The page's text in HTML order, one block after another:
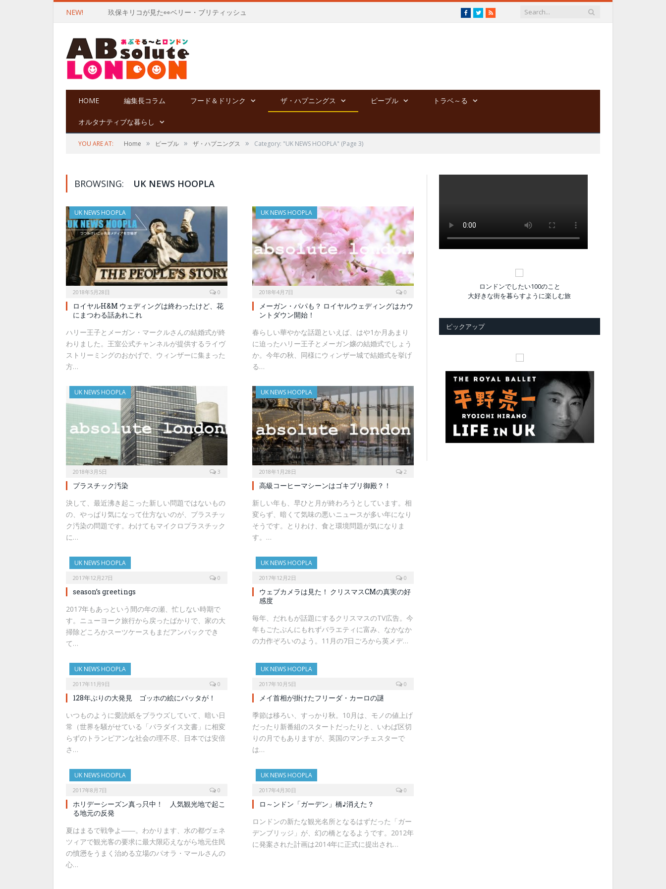
NEW! 玖保キリコが見た👀ベリー・ブリティッシュ Facebook
TwitterRSS
HOME 編集長コラム フード＆ドリンク ザ・ハプニングス ピープル トラベ～る
オルタナティブな暮らし
YOU ARE AT: Home » ピープル » ザ・ハプニングス » Category: "UK NEWS HOOPLA" (Page 3)
BROWSING: UK NEWS HOOPLA
UK NEWS HOOPLA
2018年5月28日 0
ロイヤルH&M ウェディングは終わったけど、花
にまつわる話あれこれ
ハリー王子とメーガン・マークルさんの結婚式が終
わりました。王室公式チャンネルが提供するライヴ
ストリーミングのおかげで、ウィンザーに集まった
方…
UK NEWS HOOPLA
2018年4月7日 0
メーガン・パパも？ ロイヤルウェディングはカウ
ントダウン開始！
春らしい華やかな話題といえば、はや1か月あまり
に迫ったハリー王子とメーガン嬢の結婚式でしょう
か。今年の秋、同様にウィンザー城で結婚式を挙げ
る…
UK NEWS HOOPLA
2018年3月5日 3
プラスチック汚染
決して、最近沸き起こった新しい問題ではないもの
の、やっぱり気になって仕方ないのが、プラスチッ
ク汚染の問題です。わけてもマイクロプラスチック
に…
UK NEWS HOOPLA
2018年1月28日 2
高級コーヒーマシーンはゴキブリ御殿？！
新しい年も、早ひと月が終わろうとしています。相
変らず、暗くて気味の悪いニュースが多い年になり
そうです。とりわけ、食と環境問題が気になりま
す。…
UK NEWS HOOPLA
2017年12月27日 0
season’s greetings
2017年もあっという間の年の瀬、忙しない時期で
す。ニューヨーク旅行から戻ったばかりで、家の大
掃除どころかスーツケースもまだアンパックでき
て…
UK NEWS HOOPLA
2017年12月2日 0
ウェブカメラは見た！ クリスマスCMの真実の好
感度
毎年、だれもが話題にするクリスマスのTV広告。今
年もごたぶんにもれずバラエティに富み、なかなか
の力作ぞろいのよう。11月の7日ごろから英メデ…
UK NEWS HOOPLA
2017年11月9日 0
128年ぶりの大発見 ゴッホの絵にバッタが！
いつものように愛読紙をブラウズしていて、暗い日
常（世界を騒がせている「パラダイス文書」に相変
らずのトランピアンな社会の理不尽、日本では安倍
さ…
UK NEWS HOOPLA
2017年10月5日 0
メイ首相が掛けたフリーダ・カーロの謎
季節は移ろい、すっかり秋。10月は、モノの値上げ
だったり新番組のスタートだったりと、いわば区切
りの月でもありますが、英国のマンチェスターで
は…
UK NEWS HOOPLA
2017年8月7日 0
ホリデーシーズン真っ只中！ 人気観光地で起こ
る地元の反発
夏はまるで戦争よ――。わかります、水の都ヴェネ
ツィアで観光客の要求に最大限応えながら地元住民
の憤懣をうまく治める立場のパオラ・マールさんの
心…
UK NEWS HOOPLA
2017年4月30日 0
ロ～ンドン「ガーデン」橋♪消えた？
ロンドンの新たな観光名所となるはずだった「ガー
デンブリッジ」が、幻の橋となるようです。2012年
に発案された計画は2014年に正式に提出され…
ロンドンでしたい100のこと
大好きな街を暮らすように楽しむ旅
ピックアップ